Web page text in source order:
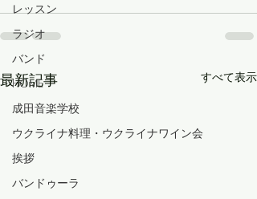
レッスン
ラジオ
バンド
HOME
成田音楽学校
ウクライナ料理・ウクライナワイン会
挨拶
バンドゥーラ
最新記事 すべて表示